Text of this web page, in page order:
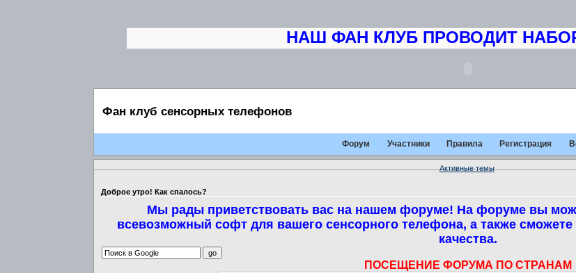
НАШ ФАН КЛУБ ПРОВОДИТ
Фан клуб сенсорных телефонов
Форум Участники Правила Регистрация
Активные темы
Доброе утро! Как спалось?
Мы рады приветствовать вас на нашем форуме! На форуме вы
всевозможный софт для вашего сенсорного телефона, а также
качества.
ПОСЕЩЕНИЕ ФОРУМА ПО СТРАНАМ